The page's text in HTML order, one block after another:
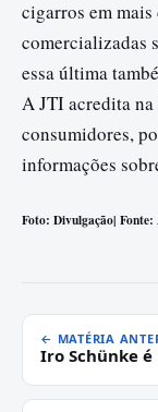
cigarros em
comercializadas
essa última
A JTI acredita na
consumidores,
informações
Foto: Divulgação| Fonte:
← MATÉRIA
Iro Schünke